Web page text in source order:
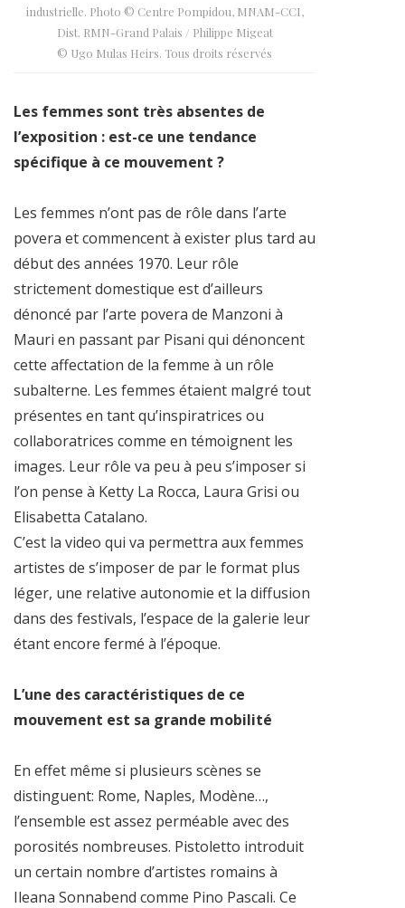
industrielle. Photo © Centre Pompidou, MNAM-CCI,
Dist. RMN-Grand Palais / Philippe Migeat
© Ugo Mulas Heirs. Tous droits réservés
Les femmes sont très absentes de
l’exposition : est-ce une tendance
spécifique à ce mouvement ?
Les femmes n’ont pas de rôle dans l’arte
povera et commencent à exister plus tard au
début des années 1970. Leur rôle
strictement domestique est d’ailleurs
dénoncé par l’arte povera de Manzoni à
Mauri en passant par Pisani qui dénoncent
cette affectation de la femme à un rôle
subalterne. Les femmes étaient malgré tout
présentes en tant qu’inspiratrices ou
collaboratrices comme en témoignent les
images. Leur rôle va peu à peu s’imposer si
l’on pense à Ketty La Rocca, Laura Grisi ou
Elisabetta Catalano.
C’est la video qui va permettra aux femmes
artistes de s’imposer de par le format plus
léger, une relative autonomie et la diffusion
dans des festivals, l’espace de la galerie leur
étant encore fermé à l’époque.
L’une des caractéristiques de ce
mouvement est sa grande mobilité
En effet même si plusieurs scènes se
distinguent: Rome, Naples, Modène…,
l’ensemble est assez perméable avec des
porosités nombreuses. Pistoletto introduit
un certain nombre d’artistes romains à
Ileana Sonnabend comme Pino Pascali. Ce